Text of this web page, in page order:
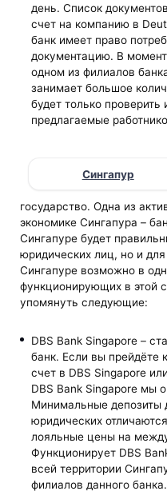
день. Список
счет на компанию в
банк имеет право
документацию. В
одном из филиалов
занимает большое
будет только
предлагаемые
Сингапур
государство. Одна из
экономике Сингапура –
Сингапуре будет
юридических лиц, но и
Сингапуре возможно в
функционирующих в этой
упомянуть следующие:
DBS Bank Singapore –
банк. Если вы прейдёте
счет в DBS Singapore
DBS Bank Singapore мы
Минимальные депозиты
юридических
лояльные цены на
Функционирует DBS
всей территории
филиалов данного банка.